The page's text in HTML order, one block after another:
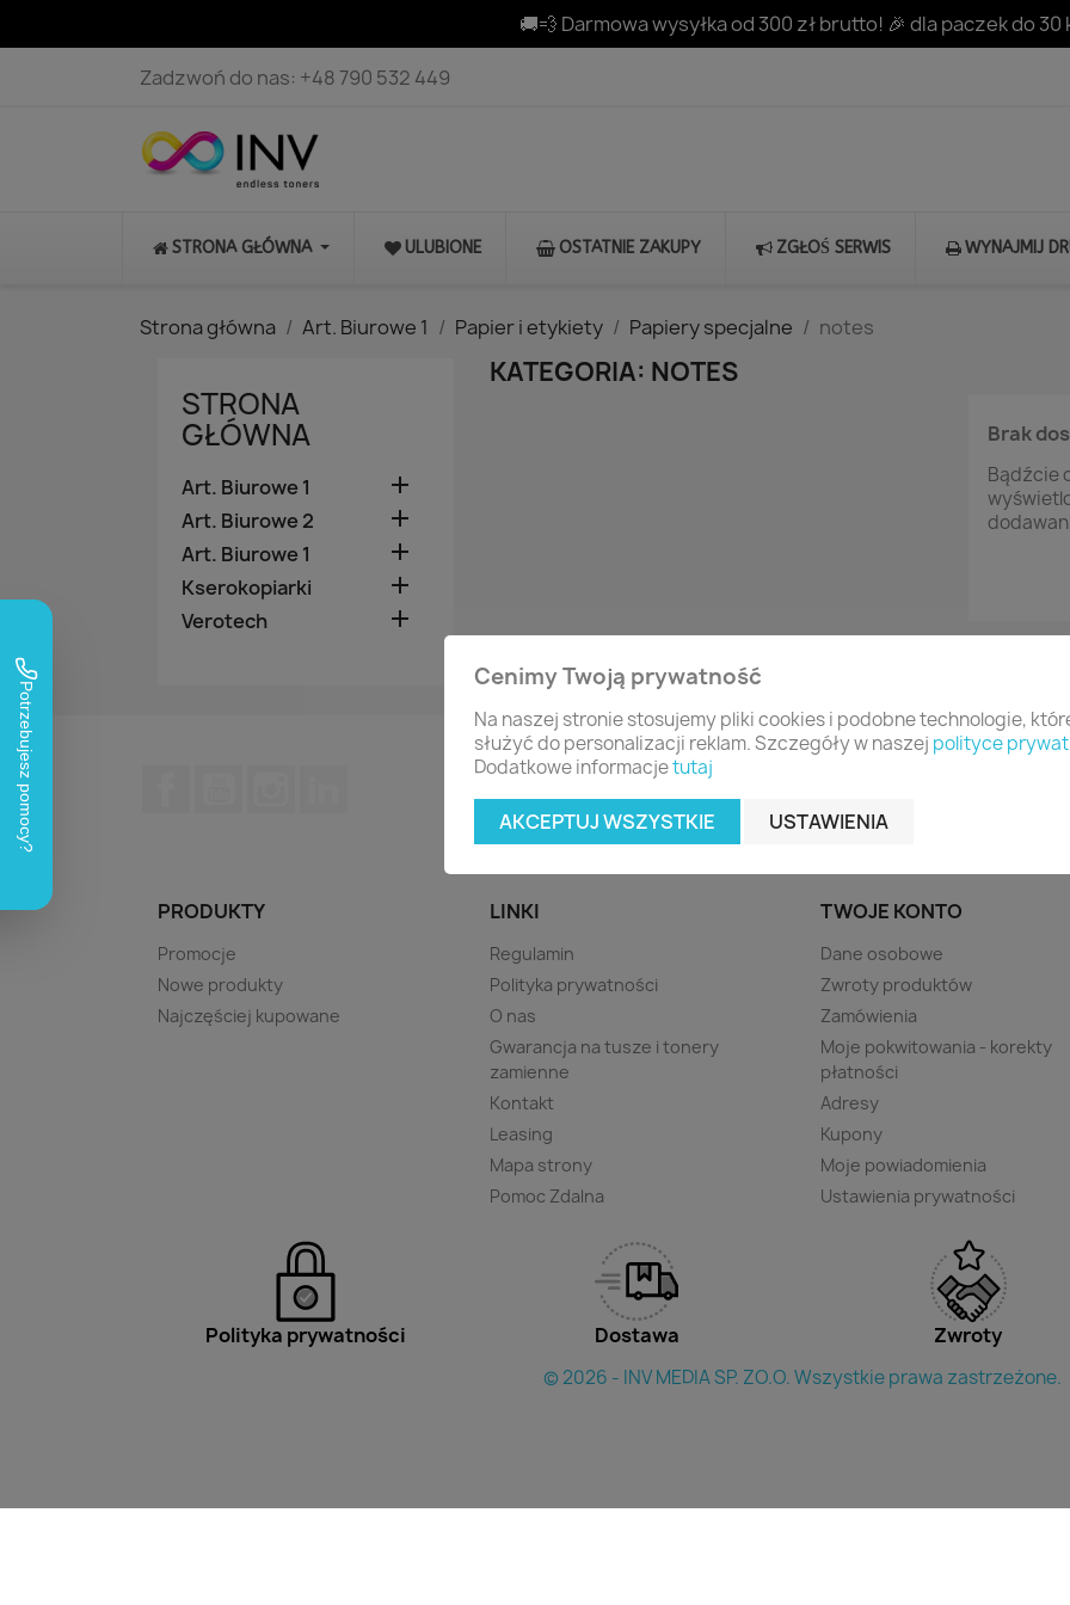
🚚💨 Darmowa wysyłka od 300 zł brutto! 🎉 dla paczek do 30
Zadzwoń do nas: +48 790 532 449
STRONA GŁÓWNA ULUBIONE OSTATNIE ZAKUPY ZGŁOŚ SERWIS WYNAJMIJ
Strona główna Art. Biurowe 1 Papier i etykiety Papiery specjalne notes
STRONA
GŁÓWNA
Art. Biurowe 1 
Art. Biurowe 2 
Art. Biurowe 1 
Kserokopiarki 
Verotech 
KATEGORIA: NOTES
Brak
Bądźcie
PRODUKTY
Promocje
Nowe produkty
Najczęściej kupowane
LINKI
Regulamin
Polityka prywatności
O nas
Gwarancja na tusze i tonery
zamienne
Kontakt
Leasing
Mapa strony
Pomoc Zdalna
TWOJE KONTO
Dane osobowe
Zwroty produktów
Zamówienia
Moje pokwitowania - korekty
płatności
Adresy
Kupony
Moje powiadomienia
Ustawienia prywatności
Cenimy Twoją prywatność
Na naszej stronie stosujemy pliki cookies i podobne technologie,
służyć do personalizacji reklam. Szczegóły w naszej polityce
Dodatkowe informacjetutaj
AKCEPTUJ WSZYSTKIE USTAWIENIA
Polityka prywatności Dostawa Zwroty
© 2026 - INV MEDIA SP. ZO.O. Wszystkie prawa zastrzeżone.